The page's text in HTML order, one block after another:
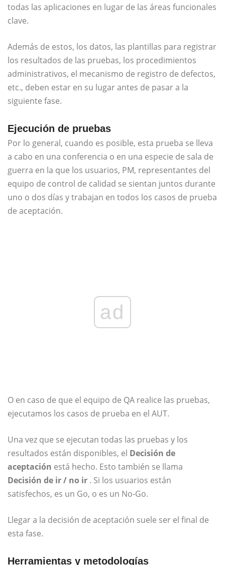
todas las aplicaciones en lugar de las áreas funcionales
clave.
Además de estos, los datos, las plantillas para registrar
los resultados de las pruebas, los procedimientos
administrativos, el mecanismo de registro de defectos,
etc., deben estar en su lugar antes de pasar a la
siguiente fase.
Ejecución de pruebas
Por lo general, cuando es posible, esta prueba se lleva
a cabo en una conferencia o en una especie de sala de
guerra en la que los usuarios, PM, representantes del
equipo de control de calidad se sientan juntos durante
uno o dos días y trabajan en todos los casos de prueba
de aceptación.
ad
O en caso de que el equipo de QA realice las pruebas,
ejecutamos los casos de prueba en el AUT.
Una vez que se ejecutan todas las pruebas y los
resultados están disponibles, el Decisión de
aceptación está hecho. Esto también se llama
Decisión de ir / no ir . Si los usuarios están
satisfechos, es un Go, o es un No-Go.
Llegar a la decisión de aceptación suele ser el final de
esta fase.
Herramientas y metodologías